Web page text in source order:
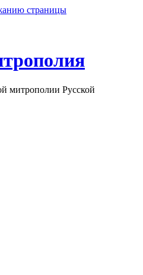
страницы
митрополии Русской